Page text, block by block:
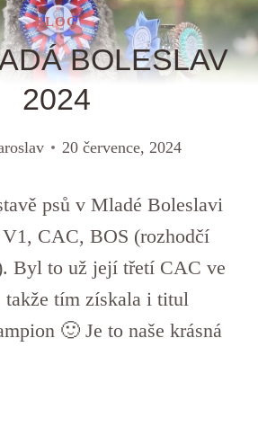
BLOG
BOLESLAV
2024
20 července, 2024
psů v Mladé Boleslavi
CAC, BOS (rozhodčí
Byl to už její třetí CAC ve
takže tím získala i titul
🙂 Je to naše krásná